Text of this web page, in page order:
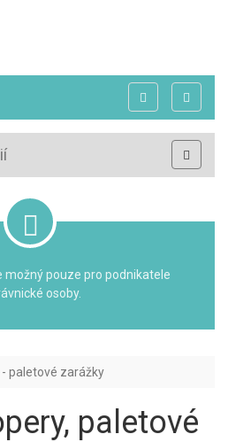
možný pouze pro podnikatele
osoby.
paletové zarážky
paletové